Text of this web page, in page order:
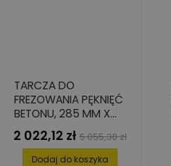
TARCZA DO
FREZOWANIA PĘKNIĘĆ
BETONU, 285 MM X
25.4 MM
Cena
2 022,12 zł Cena
podstawowa
5 055,30 zł
Dodaj do koszyka